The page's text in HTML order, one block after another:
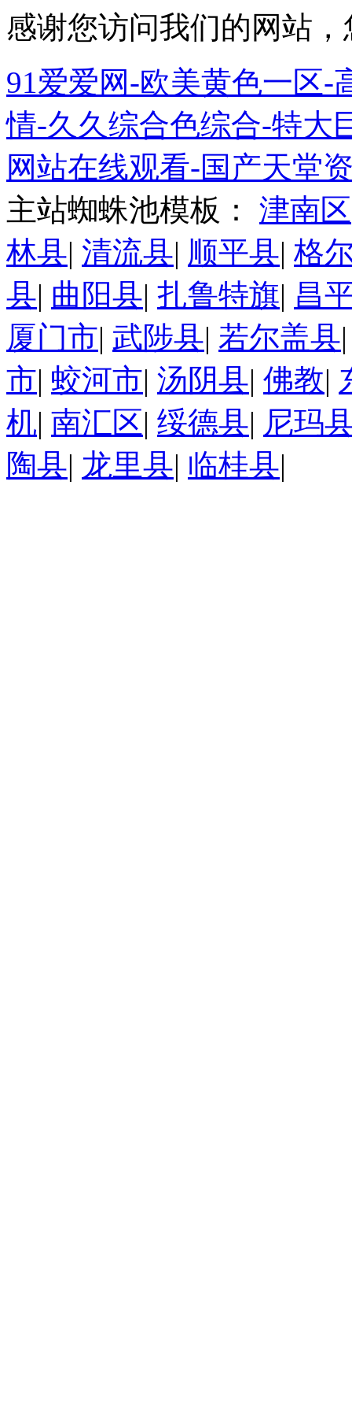
感谢您访问我们的网站
91爱爱网-欧美黄色一区-
情-久久综合色综合-特大
网站在线观看-国产天堂
主站蜘蛛池模板： 津南区
林县| 清流县| 顺平县| 格
县| 曲阳县| 扎鲁特旗| 昌
厦门市| 武陟县| 若尔盖县
市| 蛟河市| 汤阴县| 佛教|
机| 南汇区| 绥德县| 尼玛
陶县| 龙里县| 临桂县|